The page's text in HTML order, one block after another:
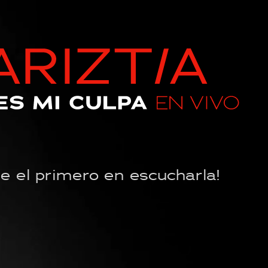
el primero en escucharla!